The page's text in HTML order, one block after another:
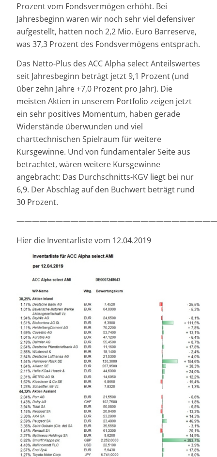
Prozent vom Fondsvermögen erhöht. Bei
Jahresbeginn waren wir noch sehr viel defensiver
aufgestellt, hatten noch 2,2 Mio. Euro Barreserve,
was 37,3 Prozent des Fondsvermögens entsprach.
Das Netto-Plus des ACC Alpha select Anteilswertes
seit Jahresbeginn beträgt jetzt 9,1 Prozent (und
über zehn Jahre +7,0 Prozent pro Jahr). Die
meisten Aktien in unserem Portfolio zeigen jetzt
ein sehr positives Momentum, haben gerade
Widerstände überwunden und viel
charttechnischen Spielraum für weitere
Kursgewinne. Und von fundamentaler Seite aus
betrachtet, wären weitere Kursgewinne
angebracht: Das Durchschnitts-KGV liegt bei nur
6,9. Der Abschlag auf den Buchwert beträgt rund
30 Prozent.
Hier die Inventarliste vom 12.04.2019